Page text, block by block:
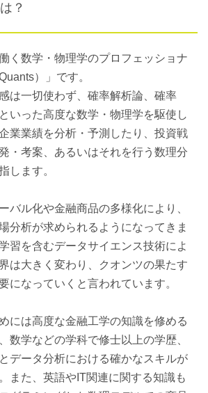
？
く数学・物理学のプロフェッショナ
）」です。
は一切使わず、確率解析論、確率
いった高度な数学・物理学を駆使し
業業績を分析・予測したり、投資戦
・考案、あるいはそれを行う数理分
します。
バル化や金融商品の多様化により、
分析が求められるようになってきま
習を含むデータサイエンス技術によ
は大きく変わり、クオンツの果たす
になっていくと言われています。
には高度な金融工学の知識を修める
数学などの学科で修士以上の学歴、
データ分析における確かなスキルが
また、英語やIT関連に関する知識も